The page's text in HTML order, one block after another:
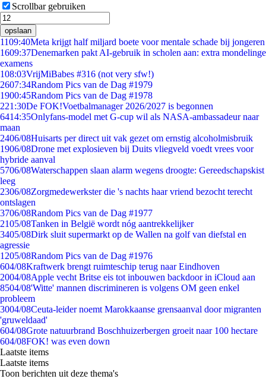
Scrollbar gebruiken
opslaan
1109:40Meta krijgt half miljard boete voor mentale schade bij jongeren
1609:37Denemarken pakt AI-gebruik in scholen aan: extra mondelinge
examens
108:03VrijMiBabes #316 (not very sfw!)
2607:34Random Pics van de Dag #1979
1900:45Random Pics van de Dag #1978
221:30De FOK!Voetbalmanager 2026/2027 is begonnen
6414:35Onlyfans-model met G-cup wil als NASA-ambassadeur naar
maan
2406/08Huisarts per direct uit vak gezet om ernstig alcoholmisbruik
1906/08Drone met explosieven bij Duits vliegveld voedt vrees voor
hybride aanval
5706/08Waterschappen slaan alarm wegens droogte: Gereedschapskist
leeg
2306/08Zorgmedewerkster die 's nachts haar vriend bezocht terecht
ontslagen
3706/08Random Pics van de Dag #1977
2105/08Tanken in België wordt nóg aantrekkelijker
3405/08Dirk sluit supermarkt op de Wallen na golf van diefstal en
agressie
1205/08Random Pics van de Dag #1976
604/08Kraftwerk brengt ruimteschip terug naar Eindhoven
2004/08Apple vecht Britse eis tot inbouwen backdoor in iCloud aan
8504/08'Witte' mannen discrimineren is volgens OM geen enkel
probleem
3004/08Ceuta-leider noemt Marokkaanse grensaanval door migranten
'gruweldaad'
604/08Grote natuurbrand Boschhuizerbergen groeit naar 100 hectare
604/08FOK! was even down
Laatste items
Laatste items
Toon berichten uit deze thema's